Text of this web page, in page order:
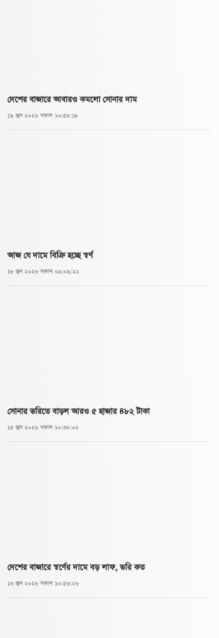
দেশের বাজারে আবারও কমলো সোনার দাম
১৯ জুন ২০২৬ সকাল ১০:৫৮:১৮
আজ যে দামে বিক্রি হচ্ছে স্বর্ণ
১৮ জুন ২০২৬ সকাল ০৯:০৯:২২
সোনার ভরিতে বাড়ল আরও ৫ হাজার ৪৮২ টাকা
১৫ জুন ২০২৬ সকাল ১০:৩৮:০২
দেশের বাজারে স্বর্ণের দামে বড় লাফ, ভরি কত
১৩ জুন ২০২৬ সকাল ১০:৫৬:২৬